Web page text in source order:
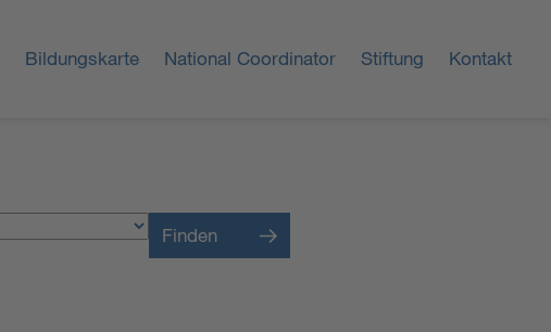
Bildungskarte National Coordinator Stiftung Kontakt
Finden